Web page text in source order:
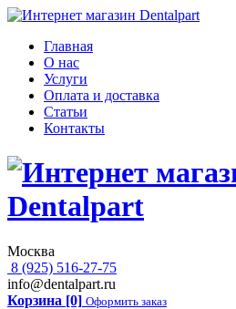
Главная
О нас
Услуги
Оплата и доставка
Статьи
Контакты
Москва
8 (925) 516-27-75
info@dentalpart.ru
Корзина [0] Оформить заказ